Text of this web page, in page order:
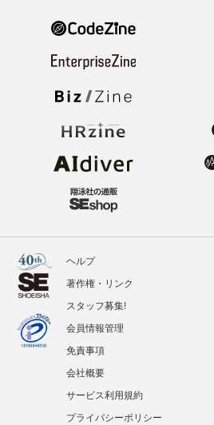
ヘルプ
著作権・リンク
スタッフ募集!
会員情報管理
免責事項
会社概要
サービス利用規約
プライバシーポリシー